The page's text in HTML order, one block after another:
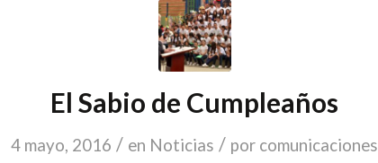
El Sabio de Cumpleaños
4 mayo, 2016 / en Noticias / por comunicaciones